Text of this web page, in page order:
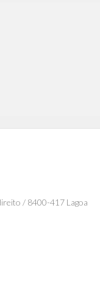
/ 8400-417 Lagoa